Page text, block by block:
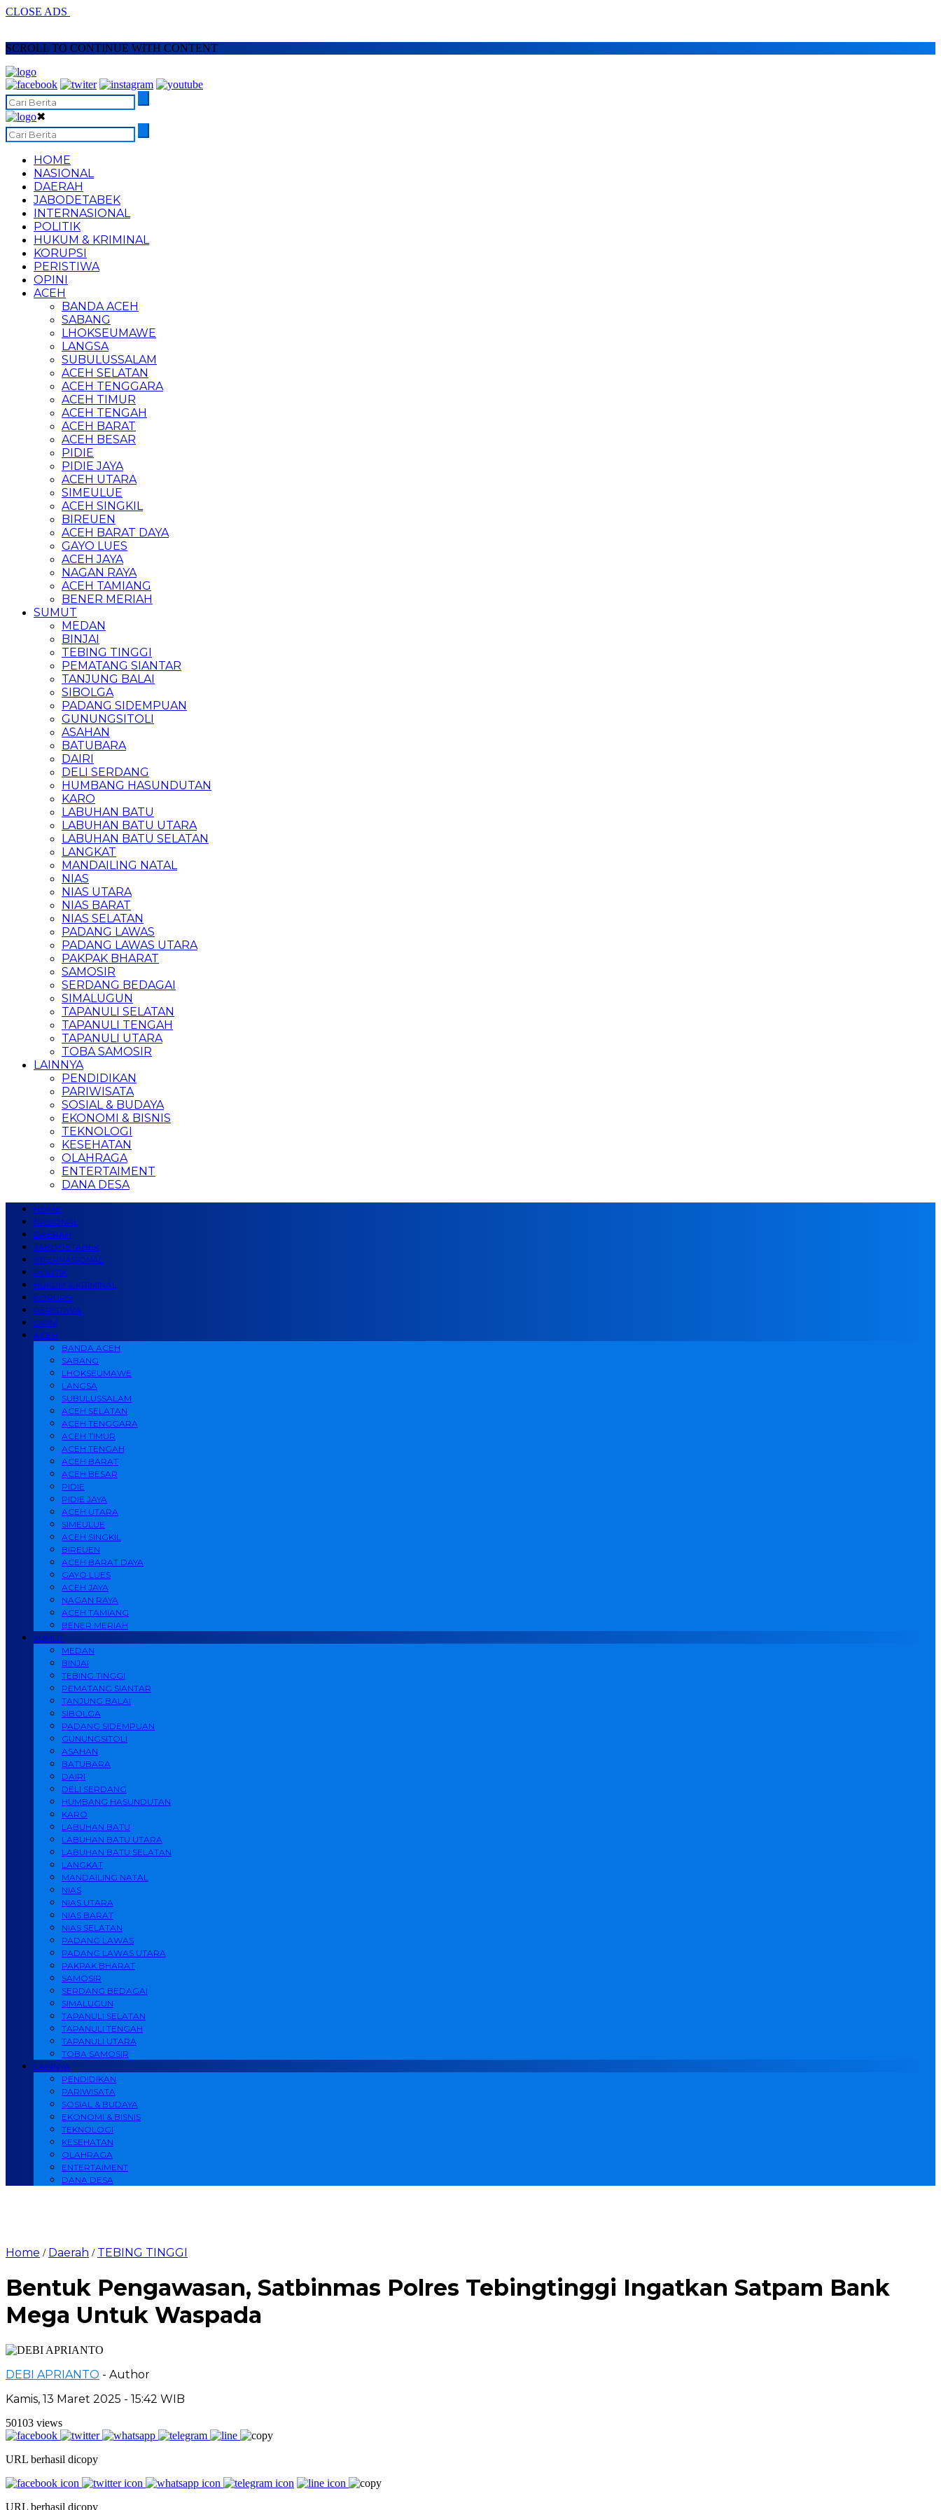
CLOSE ADS
SCROLL TO CONTINUE WITH CONTENT
✖
HOME
NASIONAL
DAERAH
JABODETABEK
INTERNASIONAL
POLITIK
HUKUM & KRIMINAL
KORUPSI
PERISTIWA
OPINI
ACEH
BANDA ACEH
SABANG
LHOKSEUMAWE
LANGSA
SUBULUSSALAM
ACEH SELATAN
ACEH TENGGARA
ACEH TIMUR
ACEH TENGAH
ACEH BARAT
ACEH BESAR
PIDIE
PIDIE JAYA
ACEH UTARA
SIMEULUE
ACEH SINGKIL
BIREUEN
ACEH BARAT DAYA
GAYO LUES
ACEH JAYA
NAGAN RAYA
ACEH TAMIANG
BENER MERIAH
SUMUT
MEDAN
BINJAI
TEBING TINGGI
PEMATANG SIANTAR
TANJUNG BALAI
SIBOLGA
PADANG SIDEMPUAN
GUNUNGSITOLI
ASAHAN
BATUBARA
DAIRI
DELI SERDANG
HUMBANG HASUNDUTAN
KARO
LABUHAN BATU
LABUHAN BATU UTARA
LABUHAN BATU SELATAN
LANGKAT
MANDAILING NATAL
NIAS
NIAS UTARA
NIAS BARAT
NIAS SELATAN
PADANG LAWAS
PADANG LAWAS UTARA
PAKPAK BHARAT
SAMOSIR
SERDANG BEDAGAI
SIMALUGUN
TAPANULI SELATAN
TAPANULI TENGAH
TAPANULI UTARA
TOBA SAMOSIR
LAINNYA
PENDIDIKAN
PARIWISATA
SOSIAL & BUDAYA
EKONOMI & BISNIS
TEKNOLOGI
KESEHATAN
OLAHRAGA
ENTERTAIMENT
DANA DESA
HOME
NASIONAL
DAERAH
JABODETABEK
INTERNASIONAL
POLITIK
HUKUM & KRIMINAL
KORUPSI
PERISTIWA
OPINI
ACEH
BANDA ACEH
SABANG
LHOKSEUMAWE
LANGSA
SUBULUSSALAM
ACEH SELATAN
ACEH TENGGARA
ACEH TIMUR
ACEH TENGAH
ACEH BARAT
ACEH BESAR
PIDIE
PIDIE JAYA
ACEH UTARA
SIMEULUE
ACEH SINGKIL
BIREUEN
ACEH BARAT DAYA
GAYO LUES
ACEH JAYA
NAGAN RAYA
ACEH TAMIANG
BENER MERIAH
SUMUT
MEDAN
BINJAI
TEBING TINGGI
PEMATANG SIANTAR
TANJUNG BALAI
SIBOLGA
PADANG SIDEMPUAN
GUNUNGSITOLI
ASAHAN
BATUBARA
DAIRI
DELI SERDANG
HUMBANG HASUNDUTAN
KARO
LABUHAN BATU
LABUHAN BATU UTARA
LABUHAN BATU SELATAN
LANGKAT
MANDAILING NATAL
NIAS
NIAS UTARA
NIAS BARAT
NIAS SELATAN
PADANG LAWAS
PADANG LAWAS UTARA
PAKPAK BHARAT
SAMOSIR
SERDANG BEDAGAI
SIMALUGUN
TAPANULI SELATAN
TAPANULI TENGAH
TAPANULI UTARA
TOBA SAMOSIR
LAINNYA
PENDIDIKAN
PARIWISATA
SOSIAL & BUDAYA
EKONOMI & BISNIS
TEKNOLOGI
KESEHATAN
OLAHRAGA
ENTERTAIMENT
DANA DESA
Home / Daerah / TEBING TINGGI
Bentuk Pengawasan, Satbinmas Polres Tebingtinggi Ingatkan Satpam Bank
Mega Untuk Waspada
DEBI APRIANTO - Author
Kamis, 13 Maret 2025 - 15:42 WIB
50103 views
URL berhasil dicopy
URL berhasil dicopy